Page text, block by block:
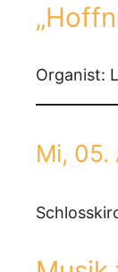
Organist:
Mi,